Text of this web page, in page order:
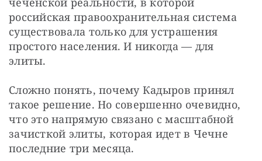
российская правоохранительная система
существовала только для устрашения
простого населения. И никогда — для
элиты.
Сложно понять, почему Кадыров принял
такое решение. Но совершенно очевидно,
что это напрямую связано с масштабной
зачисткой элиты, которая идет в Чечне
последние три месяца.